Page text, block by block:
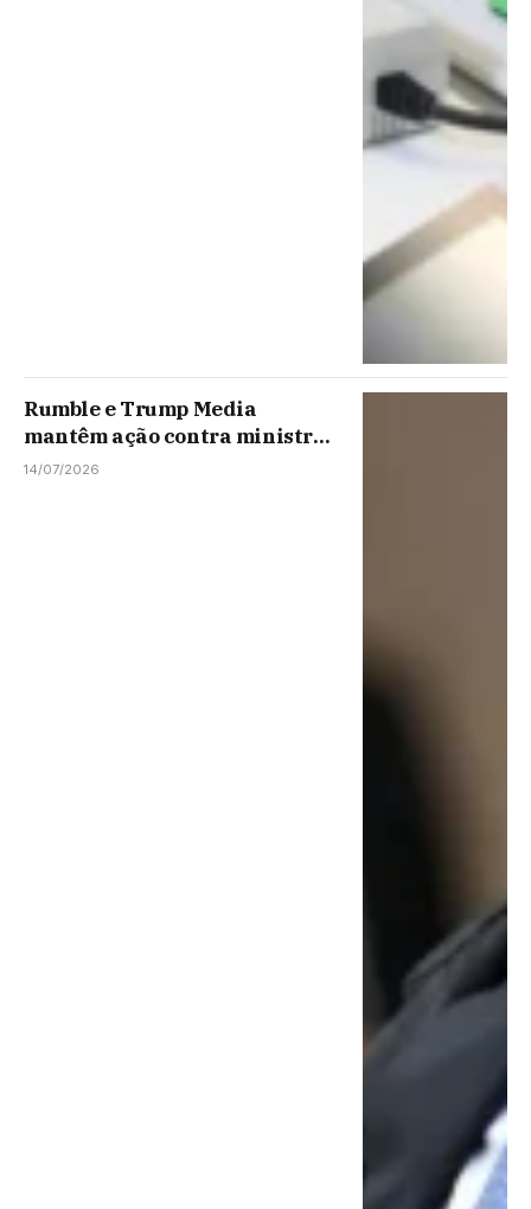
Rumble e Trump Media
mantêm ação contra ministro
Moraes nos EUA
14/07/2026